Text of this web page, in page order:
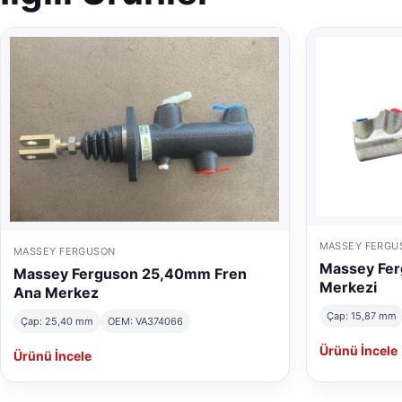
MASSEY FERGUSON
Massey Ferguson 25,40mm Fren
Ana Merkez
Çap: 25,40 mm OEM: VA374066
Ürünü İncele
MASSEY
Massey
Merkezi
Çap: 15,87 mm
Ürünü İncele